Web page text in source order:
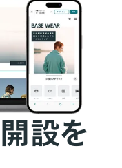
設を